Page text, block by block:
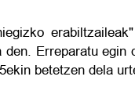
den. Erreparatu egin
betetzen dela